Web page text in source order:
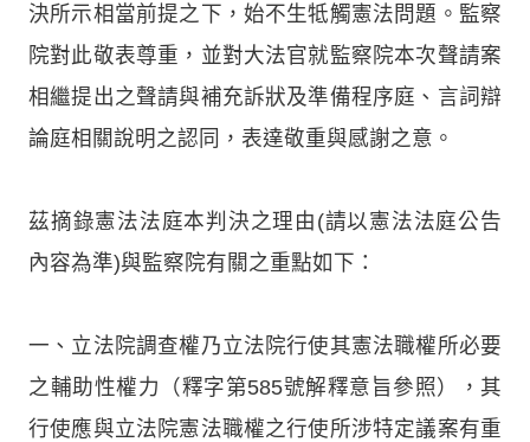
決所示相當前提之下，始不生牴觸憲法問題。監察
院對此敬表尊重，並對大法官就監察院本次聲請案
相繼提出之聲請與補充訴狀及準備程序庭、言詞辯
論庭相關說明之認同，表達敬重與感謝之意。
茲摘錄憲法法庭本判決之理由(請以憲法法庭公告
內容為準)與監察院有關之重點如下：
一、立法院調查權乃立法院行使其憲法職權所必要
之輔助性權力（釋字第585號解釋意旨參照），其
行使應與立法院憲法職權之行使所涉特定議案有重